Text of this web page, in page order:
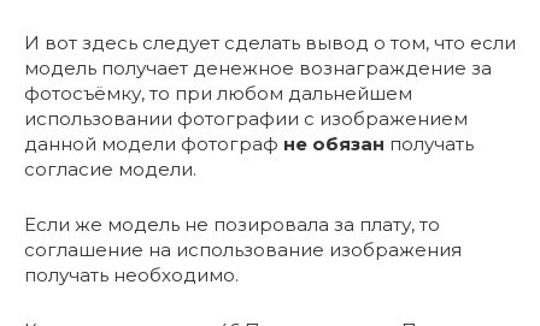
И вот здесь следует сделать вывод о том, что если
модель получает денежное вознаграждение за
фотосъёмку, то при любом дальнейшем
использовании фотографии с изображением
данной модели фотограф не обязан получать
согласие модели.
Если же модель не позировала за плату, то
соглашение на использование изображения
получать необходимо.